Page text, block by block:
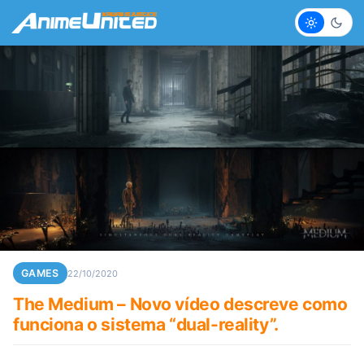
Claro
GAMES 22/10/2020
The Medium – Novo vídeo descreve como
funciona o sistema “dual-reality”.